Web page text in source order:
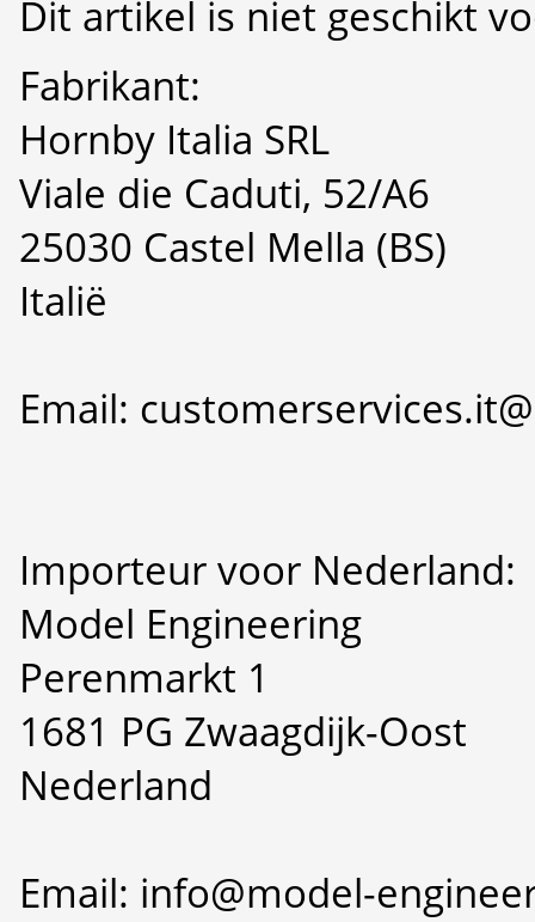
Dit artikel is niet geschikt
Fabrikant:
Hornby Italia SRL
Viale die Caduti, 52/A6
25030 Castel Mella (BS)
Italië
Email:
Importeur voor Nederland:
Model Engineering
Perenmarkt 1
1681 PG Zwaagdijk-Oost
Nederland
Email: info@model-